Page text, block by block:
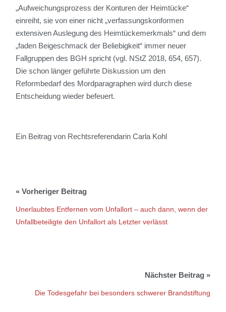
„Aufweichungsprozess der Konturen der Heimtücke“
einreiht, sie von einer nicht „verfassungskonformen
extensiven Auslegung des Heimtückemerkmals“ und dem
„faden Beigeschmack der Beliebigkeit“ immer neuer
Fallgruppen des BGH spricht (vgl. NStZ 2018, 654, 657).
Die schon länger geführte Diskussion um den
Reformbedarf des Mordparagraphen wird durch diese
Entscheidung wieder befeuert.
Ein Beitrag von Rechtsreferendarin Carla Kohl
Unerlaubtes Entfernen vom Unfallort – auch dann, wenn der
Unfallbeteiligte den Unfallort als Letzter verlässt
Die Todesgefahr bei besonders schwerer Brandstiftung